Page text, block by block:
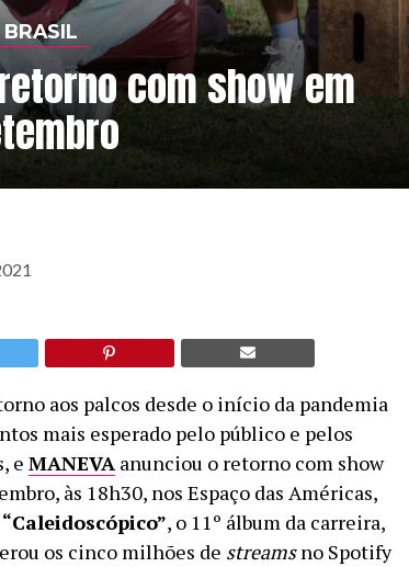
BRASIL
com show em
aos palcos desde o início da pandemia
mais esperado pelo público e pelos
eMANEVA anunciou o retorno com show
às 18h30, nos Espaço das Américas,
“Caleidoscópico”, o 11º álbum da carreira,
os cinco milhões de streamsno Spotify